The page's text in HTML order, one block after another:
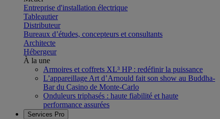
Entreprise d'installation électrique
Tableautier
Distributeur
Bureaux d’études, concepteurs et consultants
Architecte
Hébergeur
À la une
Armoires et coffrets XL³ HP : redéfinir la puissance
L’appareillage Art d’Arnould fait son show au Buddha-
Bar du Casino de Monte-Carlo
Onduleurs triphasés : haute fiabilité et haute
performance assurées
Services Pro